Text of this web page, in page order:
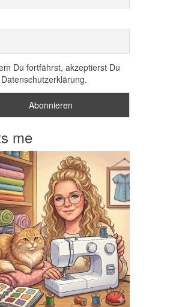
Du fortfährst, akzeptierst Du
me